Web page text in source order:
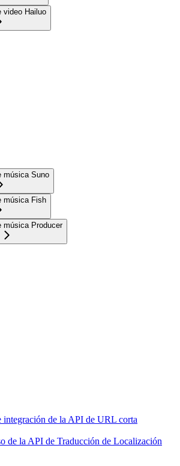
video Hailuo
música Suno
música Fish
música Producer
integración de la API de URL corta
de la API de Traducción de Localización